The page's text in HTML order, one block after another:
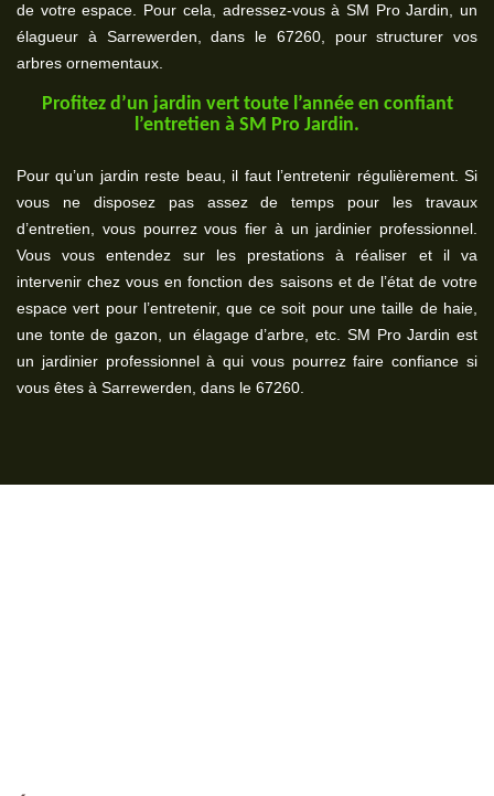
de votre espace. Pour cela, adressez-vous à SM Pro Jardin, un
élagueur à Sarrewerden, dans le 67260, pour structurer vos
arbres ornementaux.
Profitez d’un jardin vert toute l’année en confiant
l’entretien à SM Pro Jardin.
Pour qu’un jardin reste beau, il faut l’entretenir régulièrement. Si
vous ne disposez pas assez de temps pour les travaux
d’entretien, vous pourrez vous fier à un jardinier professionnel.
Vous vous entendez sur les prestations à réaliser et il va
intervenir chez vous en fonction des saisons et de l’état de votre
espace vert pour l’entretenir, que ce soit pour une taille de haie,
une tonte de gazon, un élagage d’arbre, etc. SM Pro Jardin est
un jardinier professionnel à qui vous pourrez faire confiance si
vous êtes à Sarrewerden, dans le 67260.